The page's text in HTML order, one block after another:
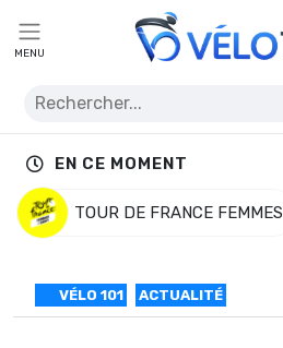
MENU
EN CE MOMENT
TOUR DE FRANCE FEMMES
VÉLO 101 ACTUALITÉ